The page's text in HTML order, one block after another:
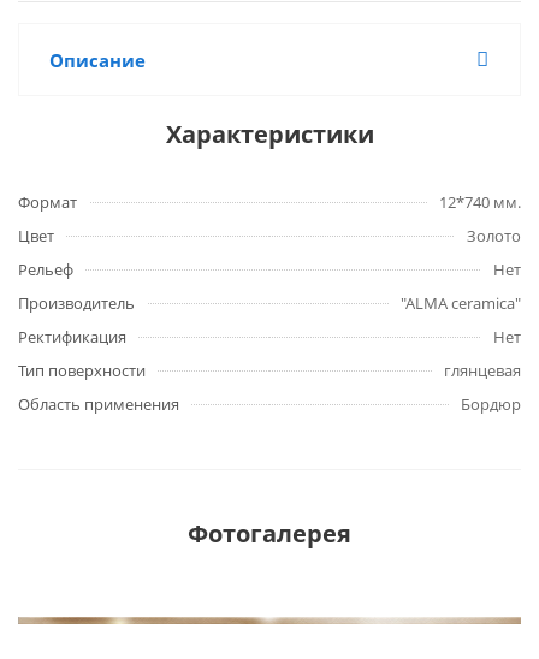
Описание
Характеристики
Формат
12*740 мм.
Цвет
Золото
Рельеф
Нет
Производитель
"ALMA ceramica"
Ректификация
Нет
Тип поверхности
глянцевая
Область применения
Бордюр
Фотогалерея